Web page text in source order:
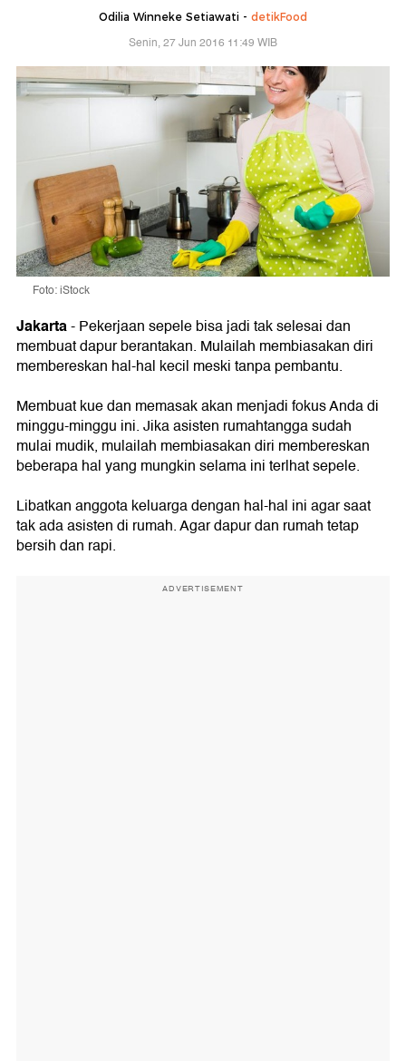
Odilia Winneke Setiawati - detikFood
Senin, 27 Jun 2016 11:49 WIB
Foto: iStock
Jakarta- Pekerjaan sepele bisa jadi tak selesai dan
membuat dapur berantakan. Mulailah membiasakan diri
membereskan hal-hal kecil meski tanpa pembantu.
Membuat kue dan memasak akan menjadi fokus Anda di
minggu-minggu ini. Jika asisten rumahtangga sudah
mulai mudik, mulailah membiasakan diri membereskan
beberapa hal yang mungkin selama ini terlhat sepele.
Libatkan anggota keluarga dengan hal-hal ini agar saat
tak ada asisten di rumah. Agar dapur dan rumah tetap
bersih dan rapi.
ADVERTISEMENT